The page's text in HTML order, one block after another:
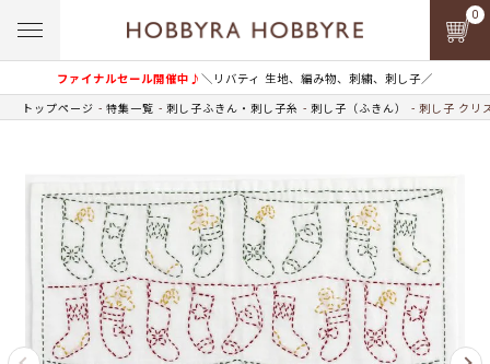
ファイナルセール開催中♪＼リバティ 生地、編み物、刺繍、刺し子／
0
トップページ 特集一覧 刺し子ふきん・刺し子糸 刺し子（ふきん） 刺し子 クリ